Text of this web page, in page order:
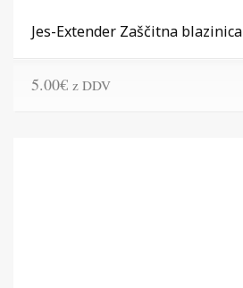
Jes-Extender Zaščitna blazinica
5.00€ z DDV